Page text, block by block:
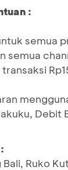
:
semua
semua
transaksi
Debit
Bali, Ruko